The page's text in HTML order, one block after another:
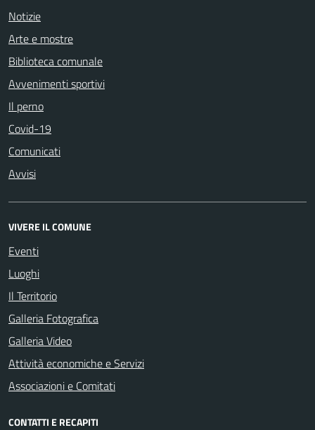
Notizie
Arte e mostre
Biblioteca comunale
Avvenimenti sportivi
Il perno
Covid-19
Comunicati
Avvisi
VIVERE IL COMUNE
Eventi
Luoghi
Il Territorio
Galleria Fotografica
Galleria Video
Attività economiche e Servizi
Associazioni e Comitati
CONTATTI E RECAPITI